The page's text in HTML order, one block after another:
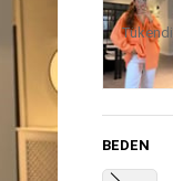
Tükendi
BEDEN